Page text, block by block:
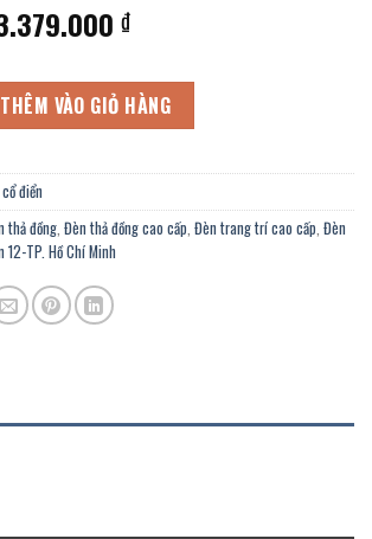
6.144.000 ₫.
₫Giá
tại
là:
3.379.000 ₫.
ĐV-082 trang trí hầm rượu, Homestay, nhà
THÊM VÀO GIỎ HÀNG
điển
thả đồng, Đèn thả đồng cao cấp, Đèn trang trí cao cấp, Đèn
TP. Hồ Chí Minh